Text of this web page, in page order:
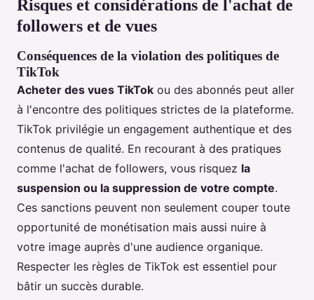
Risques et considérations de l'achat de
followers et de vues
Conséquences de la violation des politiques de
TikTok
Acheter des vues TikTok ou des abonnés peut aller
à l'encontre des politiques strictes de la plateforme.
TikTok privilégie un engagement authentique et des
contenus de qualité. En recourant à des pratiques
comme l'achat de followers, vous risquez la
suspension ou la suppression de votre compte.
Ces sanctions peuvent non seulement couper toute
opportunité de monétisation mais aussi nuire à
votre image auprès d'une audience organique.
Respecter les règles de TikTok est essentiel pour
bâtir un succès durable.